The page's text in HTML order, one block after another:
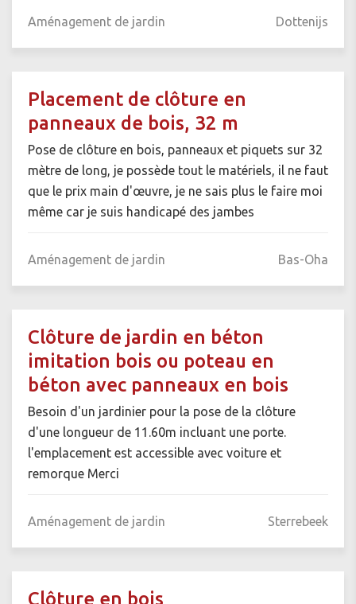
Aménagement de jardin Dottenijs
Placement de clôture en
panneaux de bois, 32 m
Pose de clôture en bois, panneaux et piquets sur 32
mètre de long, je possède tout le matériels, il ne faut
que le prix main d'œuvre, je ne sais plus le faire moi
même car je suis handicapé des jambes
Aménagement de jardin Bas-Oha
Clôture de jardin en béton
imitation bois ou poteau en
béton avec panneaux en bois
Besoin d'un jardinier pour la pose de la clôture
d'une longueur de 11.60m incluant une porte.
l'emplacement est accessible avec voiture et
remorque Merci
Aménagement de jardin Sterrebeek
Clôture en bois